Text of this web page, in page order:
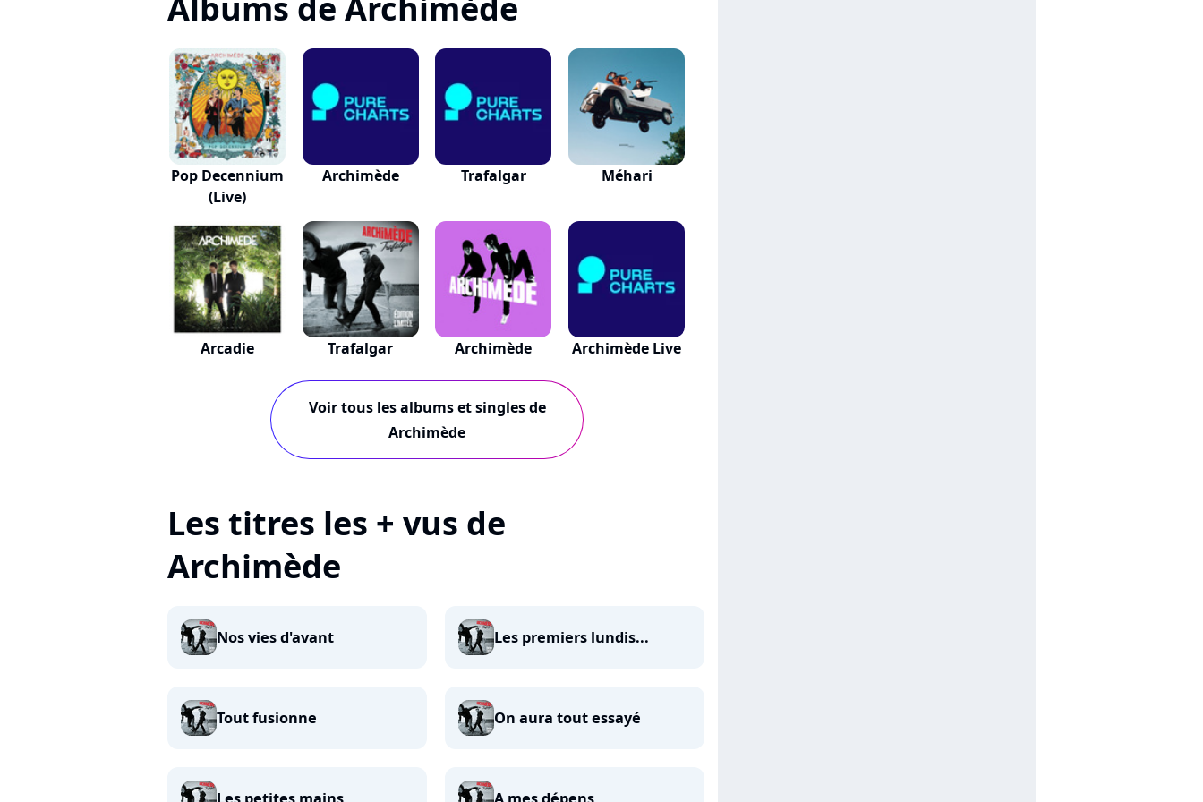
Pop Decennium
(Live)
Archimède Trafalgar Méhari
Arcadie Trafalgar Archimède Archimède Live
Voir tous les albums et singles de
Archimède
Les titres les + vus de
Archimède
Nos vies d'avant Les premiers lundis...
Tout fusionne On aura tout essayé